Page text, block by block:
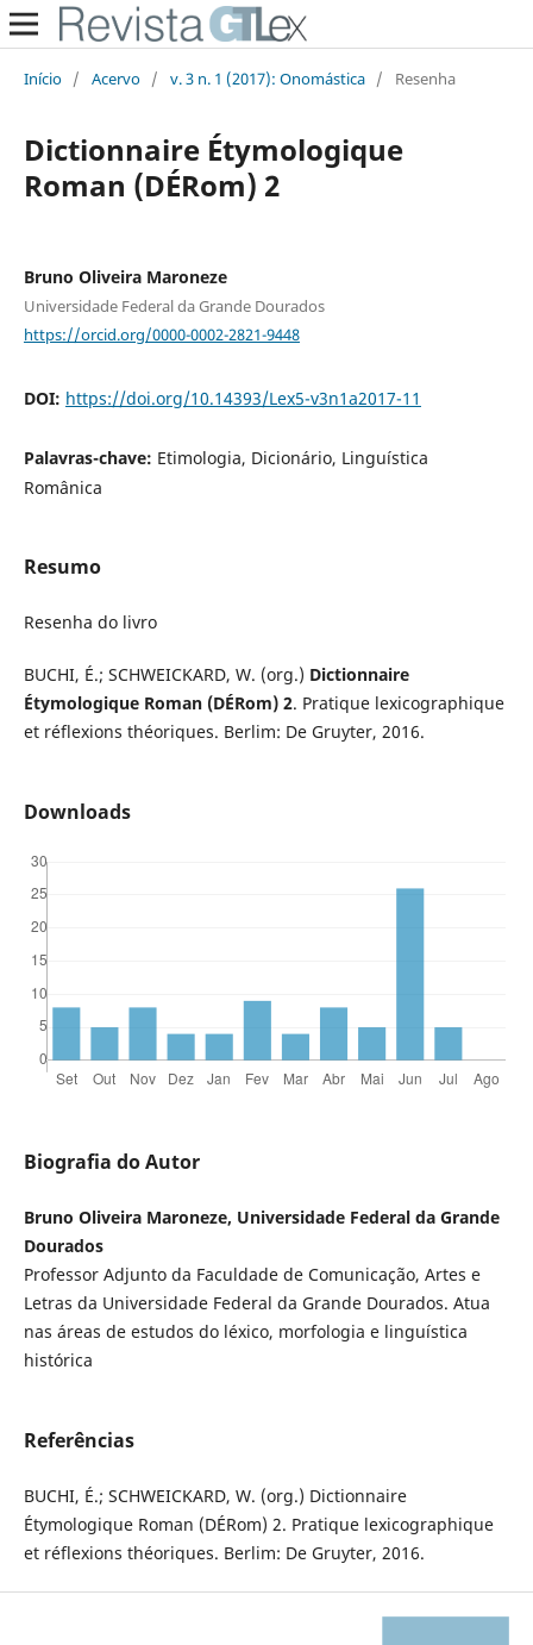
Início / Acervo / v. 3 n. 1 (2017): Onomástica / Resenha
Dictionnaire Étymologique
Roman (DÉRom) 2
Bruno Oliveira Maroneze
Universidade Federal da Grande Dourados
https://orcid.org/0000-0002-2821-9448
DOI: https://doi.org/10.14393/Lex5-v3n1a2017-11
Palavras-chave: Etimologia, Dicionário, Linguística
Românica
Resumo
Resenha do livro
BUCHI, É.; SCHWEICKARD, W. (org.) Dictionnaire
Étymologique Roman (DÉRom) 2. Pratique lexicographique
et réflexions théoriques. Berlim: De Gruyter, 2016.
Downloads
Biografia do Autor
Bruno Oliveira Maroneze, Universidade Federal da Grande
Dourados
Professor Adjunto da Faculdade de Comunicação, Artes e
Letras da Universidade Federal da Grande Dourados. Atua
nas áreas de estudos do léxico, morfologia e linguística
histórica
Referências
BUCHI, É.; SCHWEICKARD, W. (org.) Dictionnaire
Étymologique Roman (DÉRom) 2. Pratique lexicographique
et réflexions théoriques. Berlim: De Gruyter, 2016.